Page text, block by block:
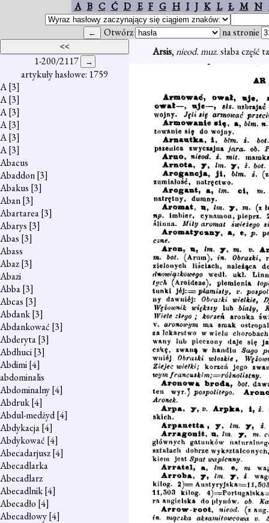
A B C Ć D E F G H I J K L Ł M N
Otwórz na stronie
1-200/2117
artykuły hasłowe: 1759
A[3]
A[3]
A[3]
A[3]
A[3]
A[3]
Abacus
Abaddon[3]
Abakus [3]
Aban[3]
Abartarea[3]
Abarys [3]
Abas [3]
Abass
Abaz[3]
Abazi
Abba[3]
Abcas [3]
Abdank[3]
Abdankować [3]
Abderyta[3]
Abdhuci[3]
Abdimi[4]
abdominalis
Abdominalny[4]
Abdruk[4]
Abdul-medżyd[4]
Abdykacja[4]
Abdykować [4]
Abecadarjusz[4]
Abecadlarka
Abecadlarz
Abecadlnik[4]
Abecadło [4]
Abecadłowy[4]
Arsis,nieod. muz.słaba część